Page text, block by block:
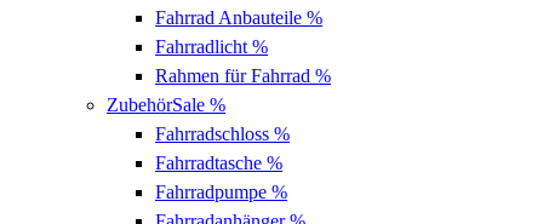
Fahrrad Anbauteile %
Fahrradlicht %
Rahmen für Fahrrad %
ZubehörSale %
Fahrradschloss %
Fahrradtasche %
Fahrradpumpe %